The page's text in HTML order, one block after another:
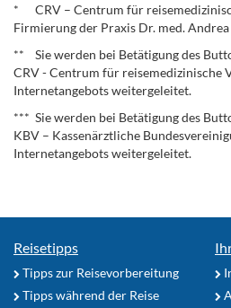
* CRV – Centrum für
Firmierung der Praxis Dr. med.
** Sie werden bei Betätigung des
CRV - Centrum für reisemedizinische
Internetangebots weitergeleitet.
*** Sie werden bei Betätigung des
KBV – Kassenärztliche
Internetangebots weitergeleitet.
Reisetipps
Tipps zur Reisevorbereitung
Tipps während der Reise